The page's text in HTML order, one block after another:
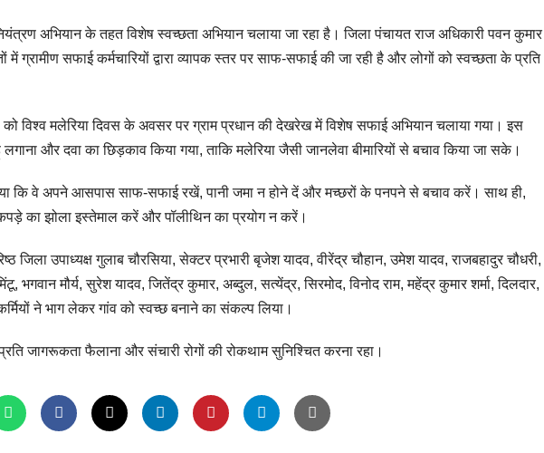
अभियान के तहत विशेष स्वच्छता अभियान चलाया जा रहा है। जिला पंचायत राज अधिकारी पवन कुमार
ग्रामीण सफाई कर्मचारियों द्वारा व्यापक स्तर पर साफ-सफाई की जा रही है और लोगों को स्वच्छता के प्रति
विश्व मलेरिया दिवस के अवसर पर ग्राम प्रधान की देखरेख में विशेष सफाई अभियान चलाया गया। इस
और दवा का छिड़काव किया गया, ताकि मलेरिया जैसी जानलेवा बीमारियों से बचाव किया जा सके।
कि वे अपने आसपास साफ-सफाई रखें, पानी जमा न होने दें और मच्छरों के पनपने से बचाव करें। साथ ही,
का झोला इस्तेमाल करें और पॉलीथिन का प्रयोग न करें।
जिला उपाध्यक्ष गुलाब चौरसिया, सेक्टर प्रभारी बृजेश यादव, वीरेंद्र चौहान, उमेश यादव, राजबहादुर चौधरी,
भगवान मौर्य, सुरेश यादव, जितेंद्र कुमार, अब्दुल, सत्येंद्र, सिरमोद, विनोद राम, महेंद्र कुमार शर्मा, दिलदार,
ने भाग लेकर गांव को स्वच्छ बनाने का संकल्प लिया।
जागरूकता फैलाना और संचारी रोगों की रोकथाम सुनिश्चित करना रहा।